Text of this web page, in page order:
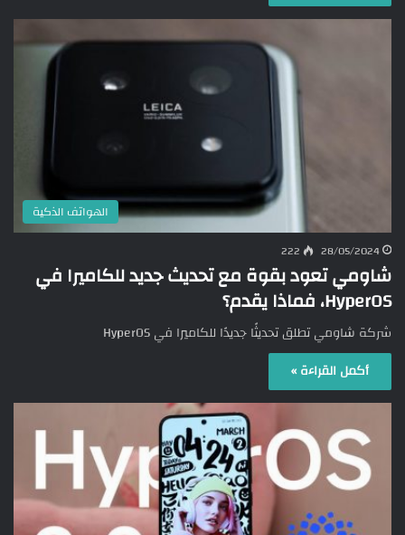
الهواتف الذكية
28/05/2024
222
شاومي تعود بقوة مع تحديث جديد للكاميرا في
HyperOS، فماذا يقدم؟
شركة شاومي تطلق تحديثًا جديدًا للكاميرا في HyperOS
أكمل القراءة »